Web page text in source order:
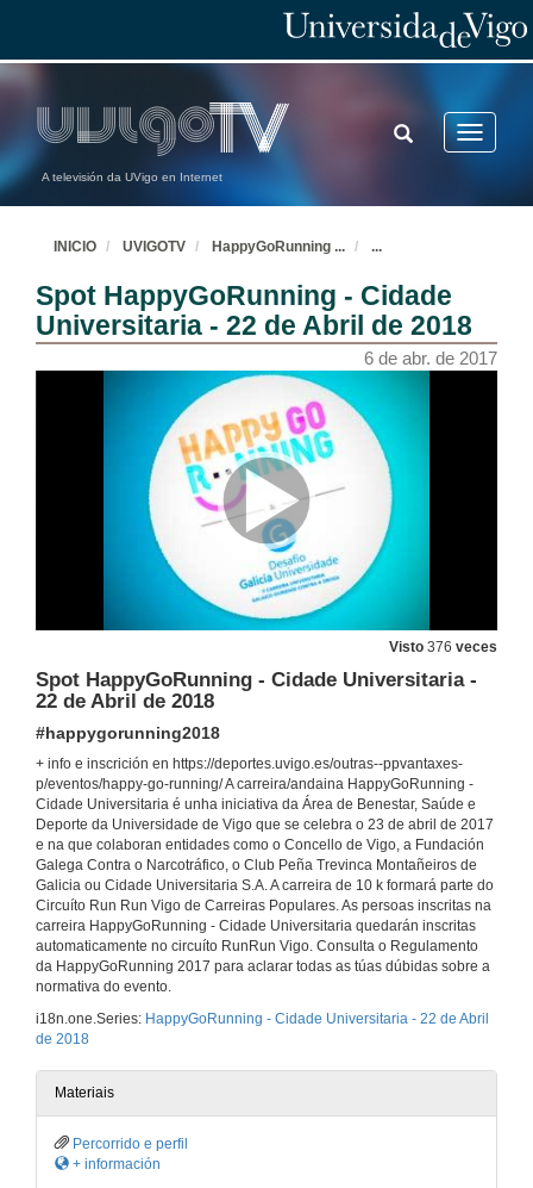
A televisión da UVigo en Internet
Toggle
TOGGLE
SEARCH
INICIO UVIGOTV HappyGoRunning ... ...
Spot HappyGoRunning - Cidade
Universitaria - 22 de Abril de 2018
6 de abr. de 2017
Visto 376 veces
Spot HappyGoRunning - Cidade Universitaria -
22 de Abril de 2018
#happygorunning2018
+ info e inscrición en https://deportes.uvigo.es/outras--ppvantaxes-
p/eventos/happy-go-running/ A carreira/andaina HappyGoRunning -
Cidade Universitaria é unha iniciativa da Área de Benestar, Saúde e
Deporte da Universidade de Vigo que se celebra o 23 de abril de 2017
e na que colaboran entidades como o Concello de Vigo, a Fundación
Galega Contra o Narcotráfico, o Club Peña Trevinca Montañeiros de
Galicia ou Cidade Universitaria S.A. A carreira de 10 k formará parte do
Circuíto Run Run Vigo de Carreiras Populares. As persoas inscritas na
carreira HappyGoRunning - Cidade Universitaria quedarán inscritas
automaticamente no circuíto RunRun Vigo. Consulta o Regulamento
da HappyGoRunning 2017 para aclarar todas as túas dúbidas sobre a
normativa do evento.
i18n.one.Series: HappyGoRunning - Cidade Universitaria - 22 de Abril
de 2018
Materiais
Percorrido e perfil
+ información